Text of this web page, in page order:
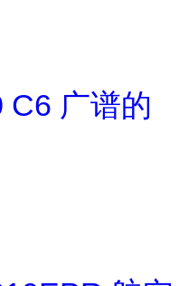
C6 广谱的